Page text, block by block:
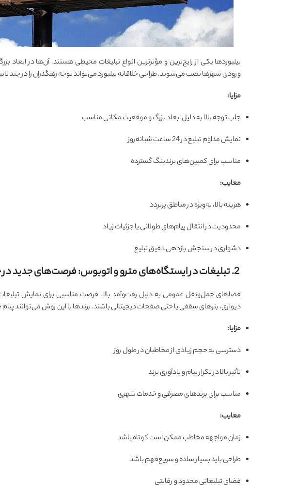
بیلبوردها یکی از رایج‌ترین و مؤثرترین انواع تبلیغات محیطی هستند. آن‌ها در ابعاد
ورودی شهرها نصب می‌شوند. طراحی خلاقانه بیلبورد می‌تواند توجه رهگذران را در چند
مزایا:
جلب توجه بالا به دلیل ابعاد بزرگ و موقعیت مکانی مناسب
نمایش مداوم تبلیغ در 24 ساعت شبانه‌روز
مناسب برای کمپین‌های برندینگ گسترده
معایب:
هزینه بالا، به‌ویژه در مناطق پرتردد
محدودیت در انتقال پیام‌های طولانی یا جزئیات زیاد
دشواری در سنجش بازدهی دقیق تبلیغ
فضاهای حمل‌ونقل عمومی به دلیل رفت‌وآمد بالا، فرصت مناسبی برای نمایش
دیواری، بنرهای سقفی یا حتی صفحات دیجیتالی باشند. برندها با این روش می‌توانند
مزایا:
دسترسی به حجم زیادی از مخاطبان در طول روز
تأثیر بالا در تکرار پیام و یادآوری برند
مناسب برای برندهای مصرفی و خدمات شهری
معایب:
زمان مواجهه مخاطب ممکن است کوتاه باشد
طراحی باید بسیار ساده و سریع‌فهم باشد
فضای تبلیغاتی محدود و رقابتی